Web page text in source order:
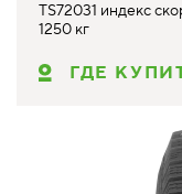
TS72031 индекс
1250 кг
ГДЕ